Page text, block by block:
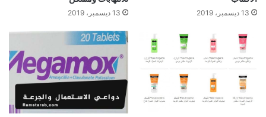
13 ديسمبر، 2019 13 ديسمبر، 2019